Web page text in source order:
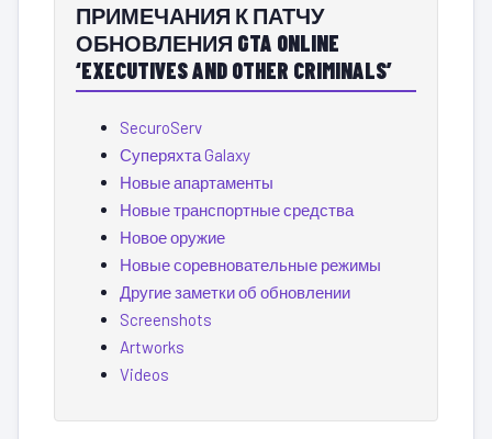
ПРИМЕЧАНИЯ К ПАТЧУ
ОБНОВЛЕНИЯ GTA ONLINE
‘EXECUTIVES AND OTHER CRIMINALS’
SecuroServ
Суперяхта Galaxy
Новые апартаменты
Новые транспортные средства
Новое оружие
Новые соревновательные режимы
Другие заметки об обновлении
Screenshots
Artworks
Videos